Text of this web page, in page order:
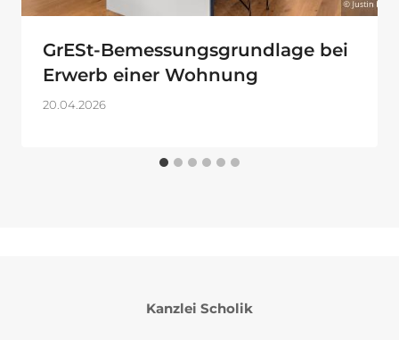
GrESt-Bemessungsgrundlage bei
Erwerb einer Wohnung
20.04.2026
Kanzlei Scholik